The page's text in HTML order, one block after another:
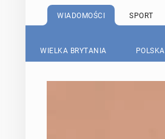
WIADOMOŚCI SPORT
WIELKA BRYTANIA POLSKA